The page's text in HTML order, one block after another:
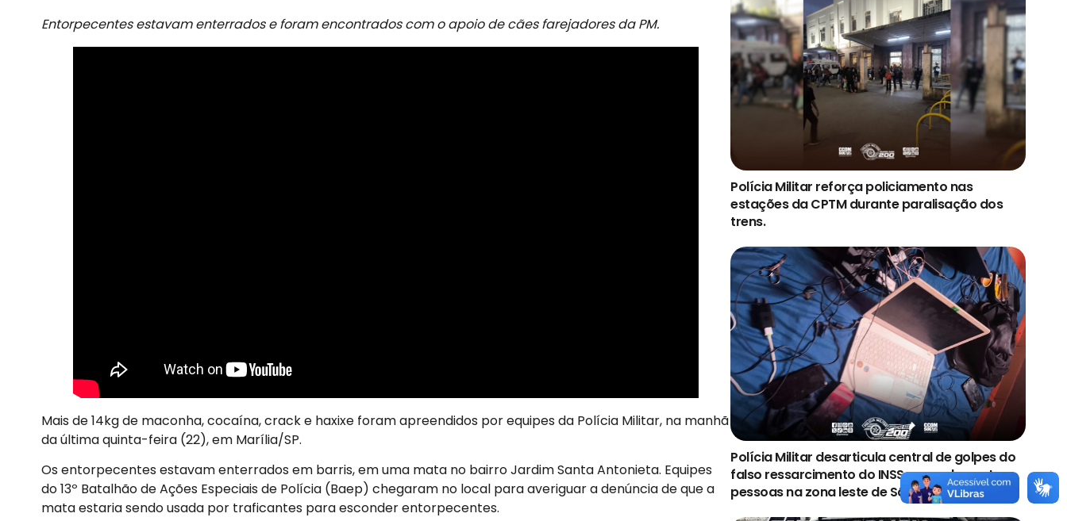
Entorpecentes estavam enterrados e foram encontrados com o apoio de cães farejadores da PM.
Mais de 14kg de maconha, cocaína, crack e haxixe foram apreendidos por equipes da Polícia Militar, na manhã
da última quinta-feira (22), em Marília/SP.
Os entorpecentes estavam enterrados em barris, em uma mata no bairro Jardim Santa Antonieta. Equipes
do 13º Batalhão de Ações Especiais de Polícia (Baep) chegaram no local para averiguar a denúncia de que a
mata estaria sendo usada por traficantes para esconder entorpecentes.
Polícia Militar reforça policiamento nas
estações da CPTM durante paralisação dos
trens.
Polícia Militar desarticula central de golpes do
falso ressarcimento do INSS e prende quatro
pessoas na zona leste de São Paulo